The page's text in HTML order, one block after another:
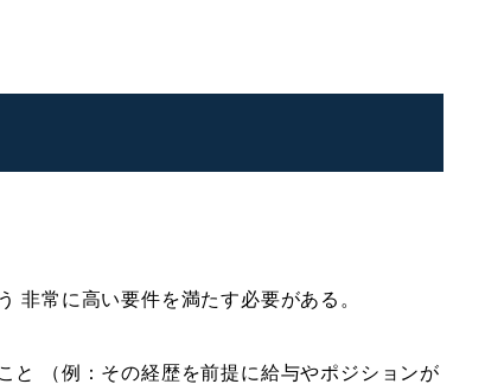
非常に高い要件を満たす必要がある。
と （例：その経歴を前提に給与やポジションが